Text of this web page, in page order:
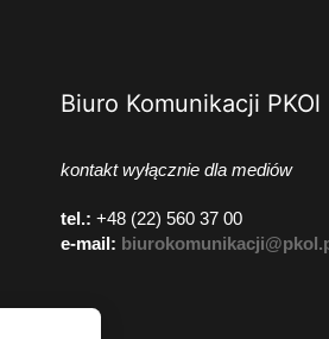
Biuro Komunikacji PKOl
kontakt wyłącznie dla mediów
tel.: +48 (22) 560 37 00
e-mail: